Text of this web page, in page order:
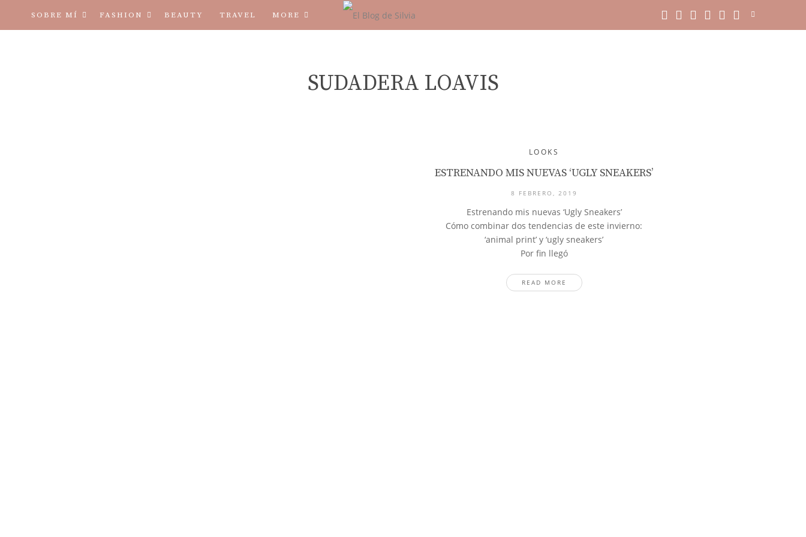
SOBRE MÍ FASHION BEAUTY TRAVEL MORE
SUDADERA LOAVIS
LOOKS
ESTRENANDO MIS NUEVAS ‘UGLY SNEAKERS’
8 FEBRERO, 2019
Estrenando mis nuevas ‘Ugly Sneakers’
Cómo combinar dos tendencias de este invierno:
‘animal print’ y ‘ugly sneakers’
Por fin llegó
READ MORE